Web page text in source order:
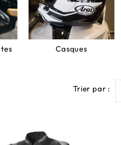
Casques
Trier par :